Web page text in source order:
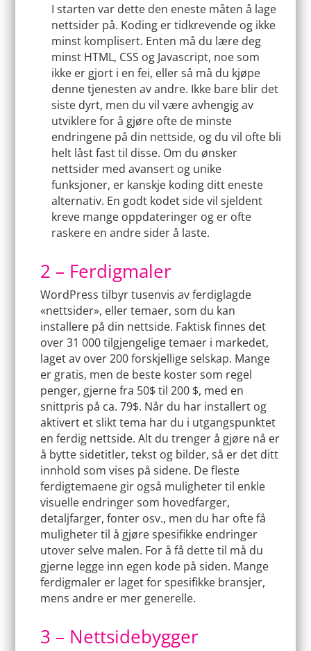
I starten var dette den eneste måten å lage
nettsider på. Koding er tidkrevende og ikke
minst komplisert. Enten må du lære deg
minst HTML, CSS og Javascript, noe som
ikke er gjort i en fei, eller så må du kjøpe
denne tjenesten av andre. Ikke bare blir det
siste dyrt, men du vil være avhengig av
utviklere for å gjøre ofte de minste
endringene på din nettside, og du vil ofte bli
helt låst fast til disse. Om du ønsker
nettsider med avansert og unike
funksjoner, er kanskje koding ditt eneste
alternativ. En godt kodet side vil sjeldent
kreve mange oppdateringer og er ofte
raskere en andre sider å laste.
2 – Ferdigmaler
WordPress tilbyr tusenvis av ferdiglagde
«nettsider», eller temaer, som du kan
installere på din nettside. Faktisk finnes det
over 31 000 tilgjengelige temaer i markedet,
laget av over 200 forskjellige selskap. Mange
er gratis, men de beste koster som regel
penger, gjerne fra 50$ til 200 $, med en
snittpris på ca. 79$. Når du har installert og
aktivert et slikt tema har du i utgangspunktet
en ferdig nettside. Alt du trenger å gjøre nå er
å bytte sidetitler, tekst og bilder, så er det ditt
innhold som vises på sidene. De fleste
ferdigtemaene gir også muligheter til enkle
visuelle endringer som hovedfarger,
detaljfarger, fonter osv., men du har ofte få
muligheter til å gjøre spesifikke endringer
utover selve malen. For å få dette til må du
gjerne legge inn egen kode på siden. Mange
ferdigmaler er laget for spesifikke bransjer,
mens andre er mer generelle.
3 – Nettsidebygger